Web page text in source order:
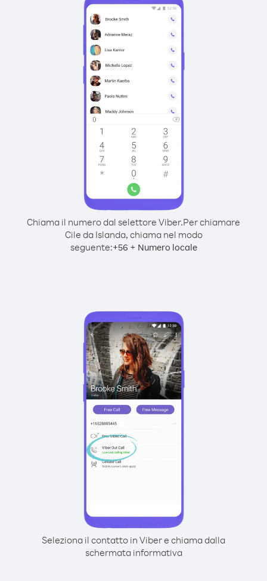
Chiama il numero dal selettore Viber.Per chiamare
Cile da Islanda, chiama nel modo
seguente:+56 + Numero locale
Seleziona il contatto in Viber e chiama dalla
schermata informativa